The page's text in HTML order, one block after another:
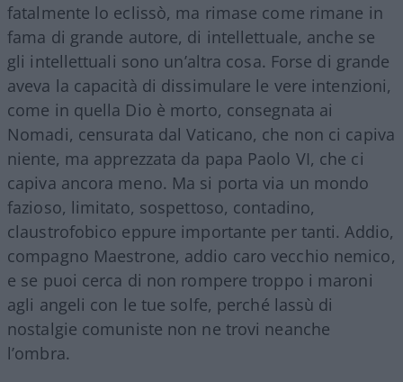
fatalmente lo eclissò, ma rimase come rimane in
fama di grande autore, di intellettuale, anche se
gli intellettuali sono un’altra cosa. Forse di grande
aveva la capacità di dissimulare le vere intenzioni,
come in quella Dio è morto, consegnata ai
Nomadi, censurata dal Vaticano, che non ci capiva
niente, ma apprezzata da papa Paolo VI, che ci
capiva ancora meno. Ma si porta via un mondo
fazioso, limitato, sospettoso, contadino,
claustrofobico eppure importante per tanti. Addio,
compagno Maestrone, addio caro vecchio nemico,
e se puoi cerca di non rompere troppo i maroni
agli angeli con le tue solfe, perché lassù di
nostalgie comuniste non ne trovi neanche
l’ombra.